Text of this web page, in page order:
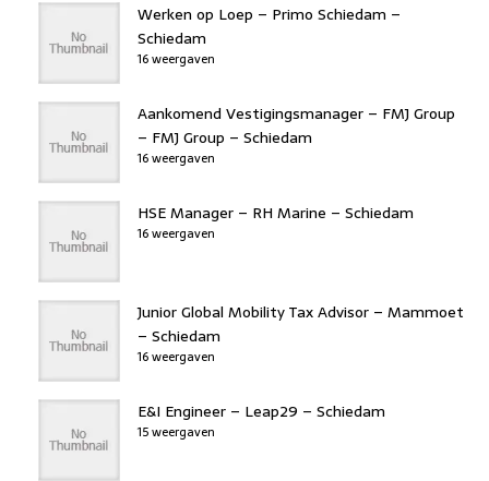
Werken op Loep – Primo Schiedam –
Schiedam
16 weergaven
Aankomend Vestigingsmanager – FMJ Group
– FMJ Group – Schiedam
16 weergaven
HSE Manager – RH Marine – Schiedam
16 weergaven
Junior Global Mobility Tax Advisor – Mammoet
– Schiedam
16 weergaven
E&I Engineer – Leap29 – Schiedam
15 weergaven